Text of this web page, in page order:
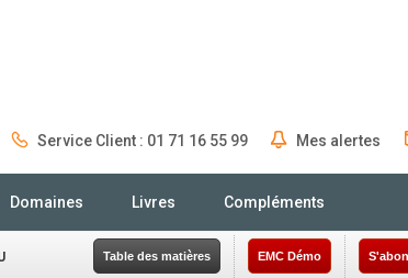
Service Client : 01 71 16 55 99 Mes alertes
Domaines Livres Compléments
Table des matières EMC Démo